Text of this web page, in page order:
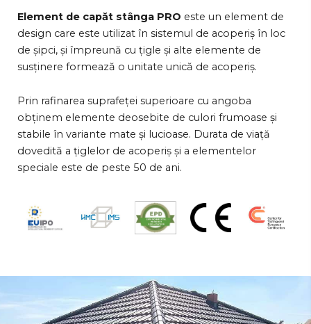
Element de capăt stânga PRO este un element de
design care este utilizat în sistemul de acoperiș în loc
de șipci, și împreună cu țigle și alte elemente de
susținere formează o unitate unică de acoperiș.
Prin rafinarea suprafeței superioare cu angoba
obținem elemente deosebite de culori frumoase și
stabile în variante mate și lucioase. Durata de viață
dovedită a țiglelor de acoperiș și a elementelor
speciale este de peste 50 de ani.